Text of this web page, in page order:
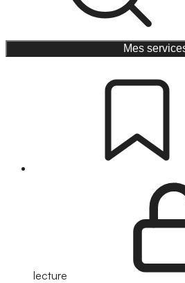
Mes
lecture